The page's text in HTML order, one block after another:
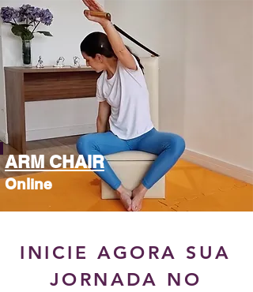
ARM CHAIR
Online
INICIE AGORA SUA
JORNADA NO